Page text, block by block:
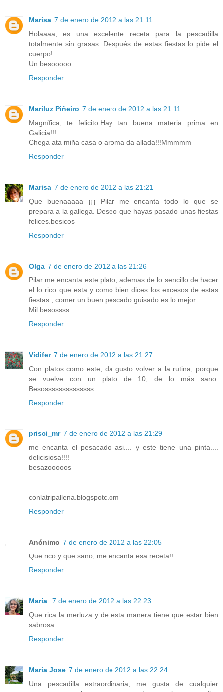
Marisa 7 de enero de 2012 a las 21:11
Holaaaa, es una excelente receta para la pescadilla
totalmente sin grasas. Después de estas fiestas lo pide el
cuerpo!
Un besooooo
Responder
Mariluz Piñeiro 7 de enero de 2012 a las 21:11
Magnífica, te felicito.Hay tan buena materia prima en
Galicia!!!
Chega ata miña casa o aroma da allada!!!Mmmmm
Responder
Marisa 7 de enero de 2012 a las 21:21
Que buenaaaaa ¡¡¡ Pilar me encanta todo lo que se
prepara a la gallega. Deseo que hayas pasado unas fiestas
felices.besicos
Responder
Olga 7 de enero de 2012 a las 21:26
Pilar me encanta este plato, ademas de lo sencillo de hacer
el lo rico que esta y como bien dices los excesos de estas
fiestas , comer un buen pescado guisado es lo mejor
Mil besossss
Responder
Vidifer 7 de enero de 2012 a las 21:27
Con platos como este, da gusto volver a la rutina, porque
se vuelve con un plato de 10, de lo más sano.
Besossssssssssssss
Responder
prisci_mr 7 de enero de 2012 a las 21:29
me encanta el pesacado asi.... y este tiene una pinta....
delicisiosa!!!!
besazooooos
conlatripallena.blogspotc.om
Responder
Anónimo 7 de enero de 2012 a las 22:05
Que rico y que sano, me encanta esa receta!!
Responder
María
7 de enero de 2012 a las 22:23
Que rica la merluza y de esta manera tiene que estar bien
sabrosa
Responder
Maria Jose 7 de enero de 2012 a las 22:24
Una pescadilla estraordinaria, me gusta de cualquier